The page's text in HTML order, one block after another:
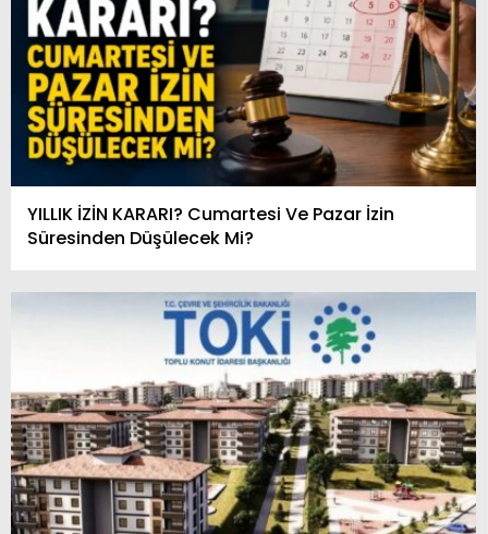
YILLIK İZİN KARARI? Cumartesi Ve Pazar İzin
Süresinden Düşülecek Mi?